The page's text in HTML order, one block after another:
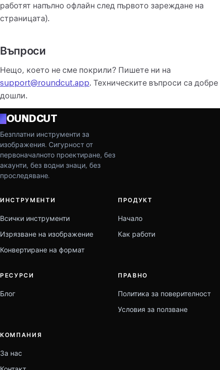
работят напълно офлайн след първото зареждане на
страницата).
Въпроси
Нещо, което не сме покрили? Пишете ни на
support@roundcut.app. Техническите въпроси са добре
дошли.
ROUNDCUT
Безплатни инструменти за
изображения. Сигурност от
первоначалното проектиране, без
акаунти, без водни знаци, без
проследяване.
ИНСТРУМЕНТИ
Всички инструменти
Изрязване на изображение
Конвертиране на формат
ПРОДУКТ
Начало
Как работи
РЕСУРСИ
Блог
ПРАВНО
Политика за поверителност
Условия за ползване
КОМПАНИЯ
За нас